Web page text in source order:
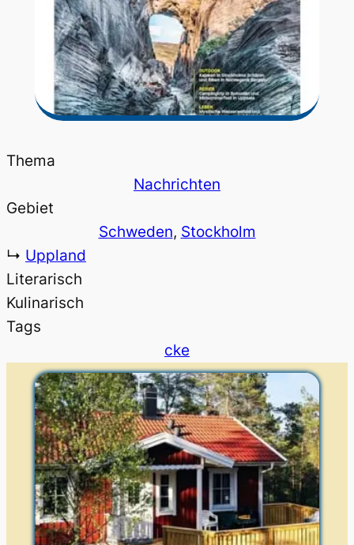
Thema
Nachrichten
Gebiet
Schweden, Stockholm
↳ Uppland
Literarisch
Kulinarisch
Tags
cke